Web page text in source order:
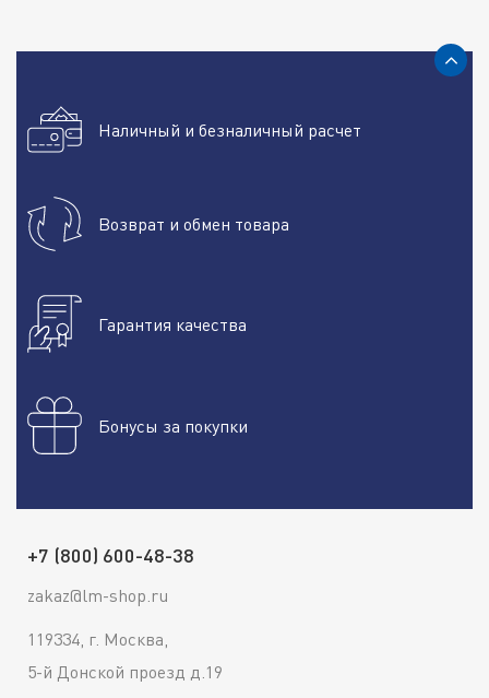
Наличный и безналичный расчет
Возврат и обмен товара
Гарантия качества
Бонусы за покупки
+7 (800) 600-48-38
zakaz@lm-shop.ru
119334, г. Москва,
5-й Донской проезд д.19